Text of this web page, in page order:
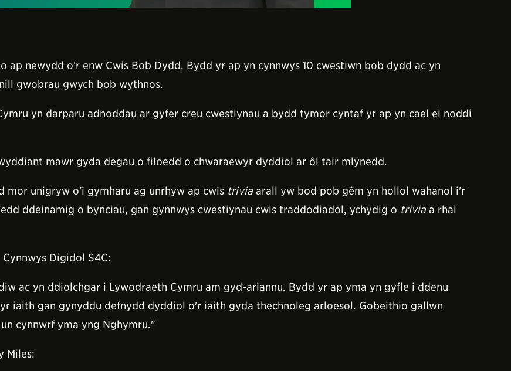
ap newydd o'r enw Cwis Bob Dydd. Bydd yr ap yn cynnwys 10 cwestiwn bob dydd ac yn
gwobrau gwych bob wythnos.
yn darparu adnoddau ar gyfer creu cwestiynau a bydd tymor cyntaf yr ap yn cael ei noddi
mawr gyda degau o filoedd o chwaraewyr dyddiol ar ôl tair mlynedd.
mor unigryw o'i gymharu ag unrhyw ap cwis trivia arall yw bod pob gêm yn hollol wahanol i'r
ddeinamig o bynciau, gan gynnwys cwestiynau cwis traddodiadol, ychydig o trivia a rhai
Digidol S4C:
ac yn ddiolchgar i Lywodraeth Cymru am gyd-ariannu. Bydd yr ap yma yn gyfle i ddenu
iaith gan gynyddu defnydd dyddiol o'r iaith gyda thechnoleg arloesol. Gobeithio gallwn
cynnwrf yma yng Nghymru."
Miles: